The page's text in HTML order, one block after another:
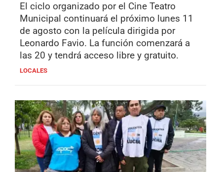
El ciclo organizado por el Cine Teatro
Municipal continuará el próximo lunes 11
de agosto con la película dirigida por
Leonardo Favio. La función comenzará a
las 20 y tendrá acceso libre y gratuito.
LOCALES